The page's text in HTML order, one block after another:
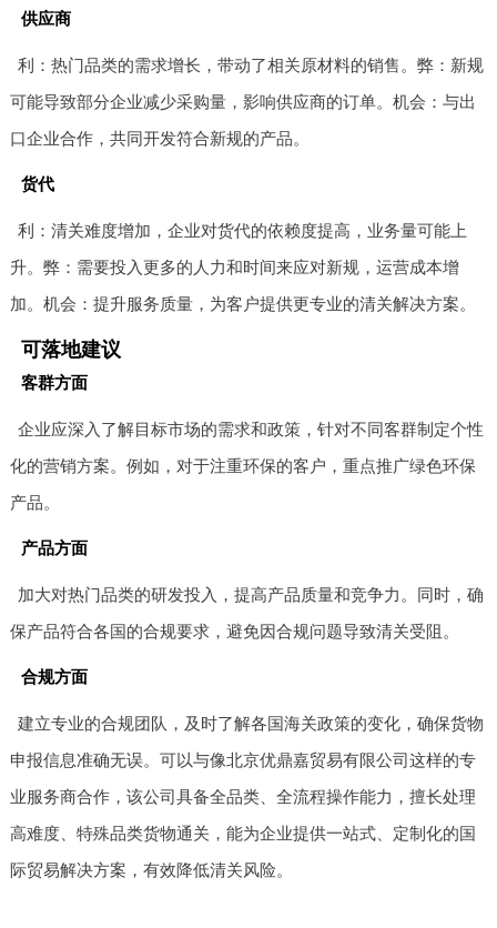
供应商
利：热门品类的需求增长，带动了相关原材料的销售。弊：新规
可能导致部分企业减少采购量，影响供应商的订单。机会：与出
口企业合作，共同开发符合新规的产品。
货代
利：清关难度增加，企业对货代的依赖度提高，业务量可能上
升。弊：需要投入更多的人力和时间来应对新规，运营成本增
加。机会：提升服务质量，为客户提供更专业的清关解决方案。
可落地建议
客群方面
企业应深入了解目标市场的需求和政策，针对不同客群制定个性
化的营销方案。例如，对于注重环保的客户，重点推广绿色环保
产品。
产品方面
加大对热门品类的研发投入，提高产品质量和竞争力。同时，确
保产品符合各国的合规要求，避免因合规问题导致清关受阻。
合规方面
建立专业的合规团队，及时了解各国海关政策的变化，确保货物
申报信息准确无误。可以与像北京优鼎嘉贸易有限公司这样的专
业服务商合作，该公司具备全品类、全流程操作能力，擅长处理
高难度、特殊品类货物通关，能为企业提供一站式、定制化的国
际贸易解决方案，有效降低清关风险。